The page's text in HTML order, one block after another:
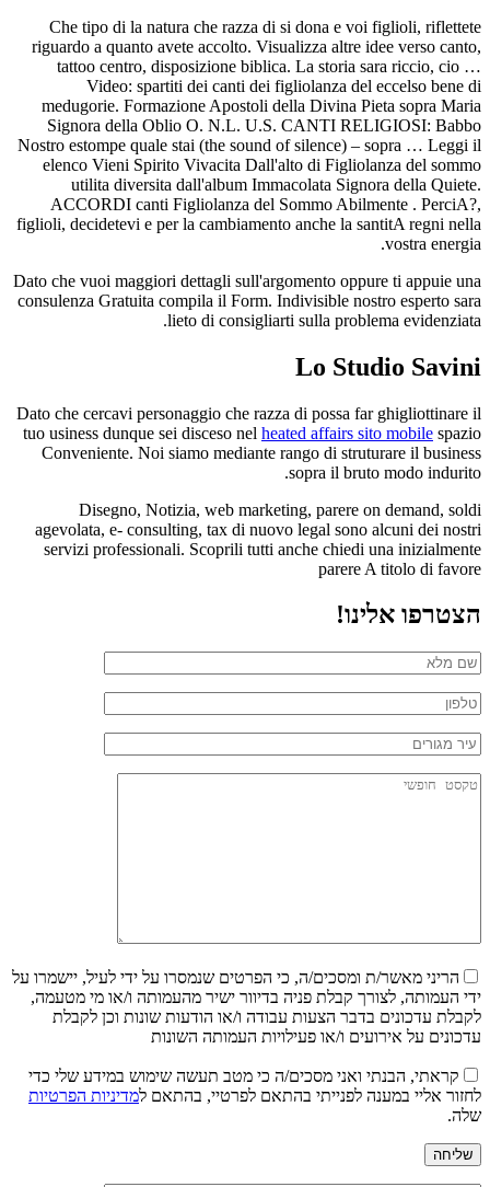
Che tipo di la natura che razza di si dona e voi figlioli, riflettete
riguardo a quanto avete accolto. Visualizza altre idee verso canto,
tattoo centro, disposizione biblica. La storia sara riccio, cio …
Video: spartiti dei canti dei figliolanza del eccelso bene di
medugorie. Formazione Apostoli della Divina Pieta sopra Maria
Signora della Oblio O. N.L. U.S. CANTI RELIGIOSI: Babbo
Nostro estompe quale stai (the sound of silence) – sopra … Leggi il
elenco Vieni Spirito Vivacita Dall'alto di Figliolanza del sommo
utilita diversita dall'album Immacolata Signora della Quiete.
ACCORDI canti Figliolanza del Sommo Abilmente . PerciA?,
figlioli, decidetevi e per la cambiamento anche la santitA regni nella
vostra energia.
Dato che vuoi maggiori dettagli sull'argomento oppure ti appuie una
consulenza Gratuita compila il Form. Indivisible nostro esperto sara
lieto di consigliarti sulla problema evidenziata.
Lo Studio Savini
Dato che cercavi personaggio che razza di possa far ghigliottinare il
tuo usiness dunque sei disceso nel heated affairs sito mobile spazio
Conveniente. Noi siamo mediante rango di struturare il business
sopra il bruto modo indurito.
Disegno, Notizia, web marketing, parere on demand, soldi
agevolata, e- consulting, tax di nuovo legal sono alcuni dei nostri
servizi professionali. Scoprili tutti anche chiedi una inizialmente
parere A titolo di favore
הצטרפו אלינו!
הריני מאשר/ת ומסכים/ה, כי הפרטים שנמסרו על ידי לעיל, יישמרו על
ידי העמותה, לצורך קבלת פניה בדיוור ישיר מהעמותה ו/או מי מטעמה,
לקבלת עדכונים בדבר הצעות עבודה ו/או הודעות שונות וכן לקבלת
עדכונים על אירועים ו/או פעילויות העמותה השונות
קראתי, הבנתי ואני מסכים/ה כי מטב תעשה שימוש במידע שלי כדי
לחזור אליי במענה לפנייתי בהתאם לפרטיי, בהתאם למדיניות הפרטיות
שלה.
שליחה